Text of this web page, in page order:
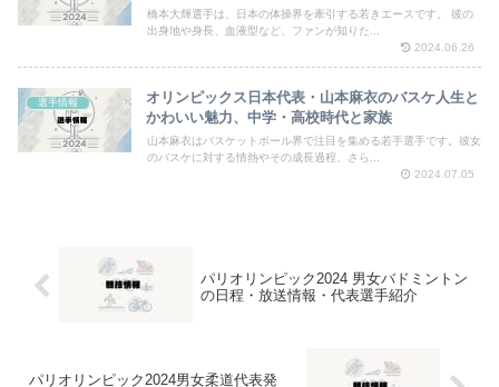
橋本大輝選手は、日本の体操界を牽引する若きエースです。 彼の
出身地や身長、血液型など、ファンが知りた...
2024.06.26
選手情報
オリンピックス日本代表・山本麻衣のバスケ人生と
かわいい魅力、中学・高校時代と家族
山本麻衣はバスケットボール界で注目を集める若手選手です。彼女
のバスケに対する情熱やその成長過程、さら...
2024.07.05
パリオリンピック2024 男女バドミントン
の日程・放送情報・代表選手紹介
パリオリンピック2024男女柔道代表発